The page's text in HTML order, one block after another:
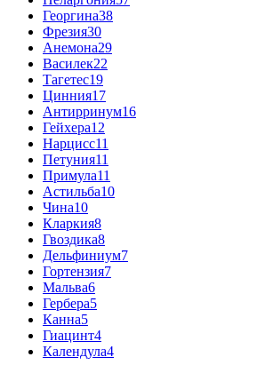
Георгина38
Фрезия30
Анемона29
Василек22
Тагетес19
Цинния17
Антирринум16
Гейхера12
Нарцисс11
Петуния11
Примула11
Астильба10
Чина10
Кларкия8
Гвоздика8
Дельфиниум7
Гортензия7
Мальва6
Гербера5
Канна5
Гиацинт4
Календула4